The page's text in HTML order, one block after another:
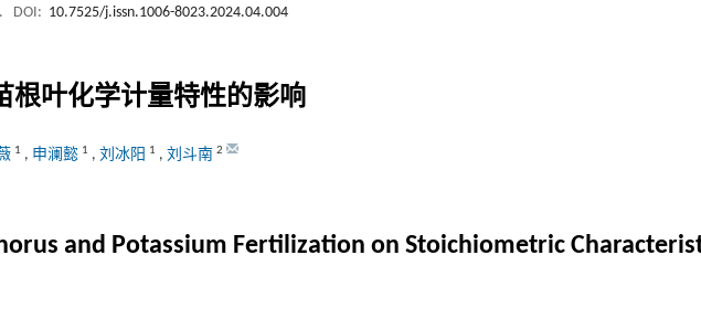
DOI: 10.7525/j.issn.1006-8023.2024.04.004
根叶化学计量特性的影响
1 , 申澜懿 1 , 刘冰阳 1 , 刘斗南 2
and Potassium Fertilization on Stoichiometric